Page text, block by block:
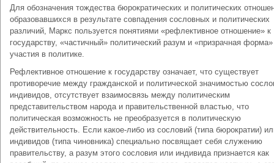
Для обозначения тождества бюрократических и политических
образовавшихся в результате совпадения сословных и политических
различий, Маркс пользуется понятиями «рефлективное отношение» к
государству, «частичный» политический разум и «призрачная форма»
участия в политике.
Рефлективное отношение к государству означает, что существует
противоречие между гражданской и политической значимостью
индивидов, отсутствует взаимосвязь между политическим
представительством народа и правительственной властью, что
политическая возможность не преобразуется в политическую
действительность. Если какое-либо из сословий (типа бюрократии)
индивидов (типа чиновника) специально посвящает себя служению
правительству, а разум этого сословия или индивида признается как